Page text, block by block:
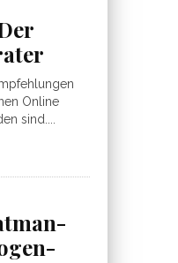
Online
sind....